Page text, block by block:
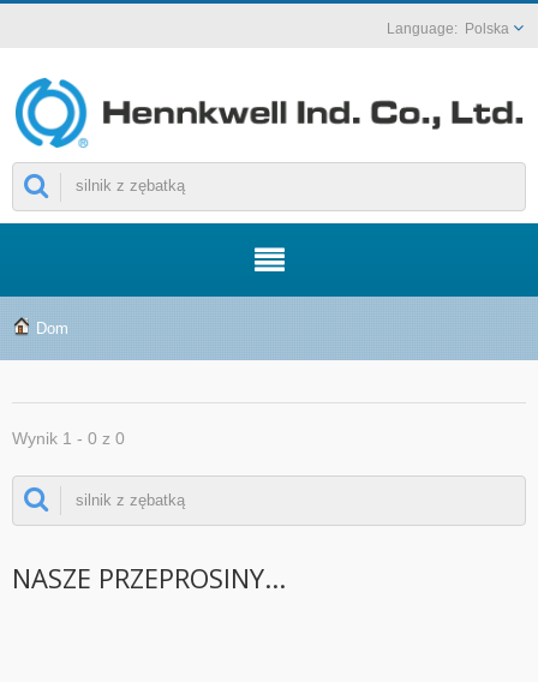
Polska
Dom
Wynik 1 - 0 z 0
NASZE PRZEPROSINY...